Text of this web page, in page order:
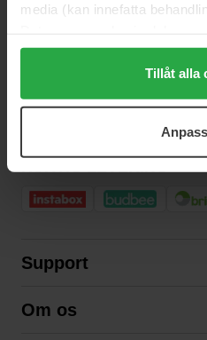
media (kan innefatta
Genom att trycka på "Tillåt
alla cookies, medan du under
användningen av cookies. Du
samt vår Integritetspolicy.
Tillåt alla
Vil du have de bedste beauty-
SIKKER BETALING
HURTIG LEVERING
Support
Om os